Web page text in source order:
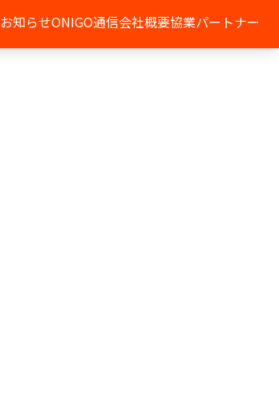
お知らせONIGO通信会社概要協業パートナー